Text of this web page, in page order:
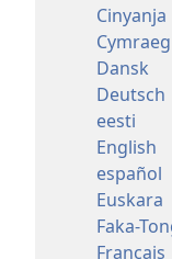
Cinyanja
Cymraeg
Dansk
Deutsch
eesti
English
español
Euskara
Faka-
Français